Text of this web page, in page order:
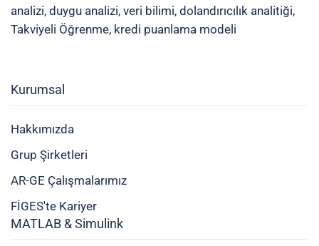
analizi, duygu analizi, veri bilimi, dolandırıcılık analitiği,
Takviyeli Öğrenme, kredi puanlama modeli
Kurumsal
Hakkımızda
Grup Şirketleri
AR-GE Çalışmalarımız
FİGES'te Kariyer
MATLAB & Simulink